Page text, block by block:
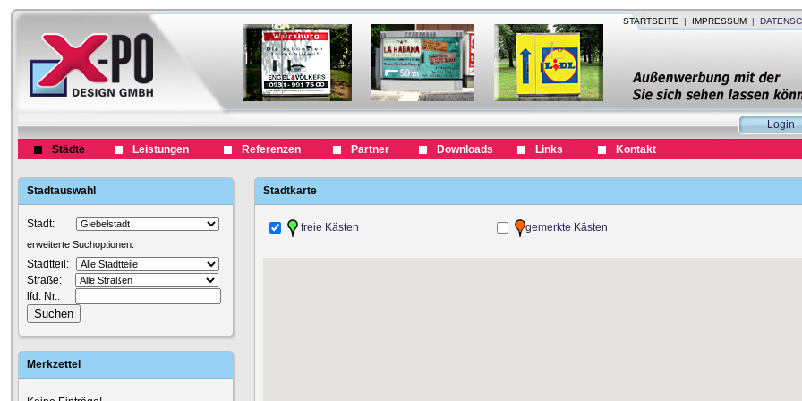
STARTSEITE | IMPRESSUM |
Login
Städte
Leistungen Referenzen Partner Downloads Links Kontakt
Stadtauswahl
Stadt:
erweiterte Suchoptionen:
Stadtteil:
Straße:
lfd. Nr.:
Merkzettel
Stadtkarte
freie Kästen gemerkte Kästen